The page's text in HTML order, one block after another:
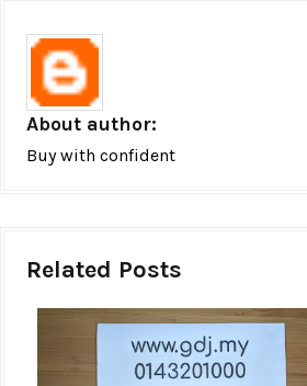
About author:
Buy with confident
Related Posts